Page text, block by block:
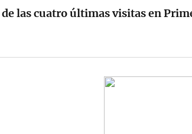
las cuatro últimas visitas en